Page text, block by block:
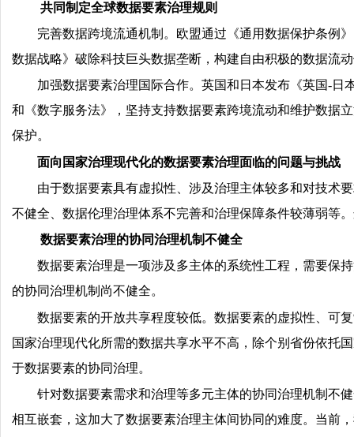
共同制定全球数据要素治理规则
完善数据跨境流通机制。欧盟通过《通用数据保护条例
数据战略》破除科技巨头数据垄断，构建自由积极的数据流
加强数据要素治理国际合作。英国和日本发布《英国-
和《数字服务法》，坚持支持数据要素跨境流动和维护数据
保护。
面向国家治理现代化的数据要素治理面临的问题与挑战
由于数据要素具有虚拟性、涉及治理主体较多和对技术
不健全、数据伦理治理体系不完善和治理保障条件较薄弱等
数据要素治理的协同治理机制不健全
数据要素治理是一项涉及多主体的系统性工程，需要保
的协同治理机制尚不健全。
数据要素的开放共享程度较低。数据要素的虚拟性、可
国家治理现代化所需的数据共享水平不高，除个别省份依托
于数据要素的协同治理。
针对数据要素需求和治理等多元主体的协同治理机制不
相互嵌套，这加大了数据要素治理主体间协同的难度。当前